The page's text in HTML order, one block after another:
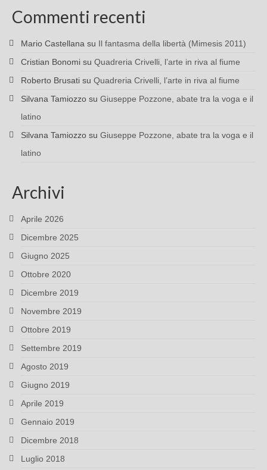
Commenti recenti
Mario Castellana su Il fantasma della libertà (Mimesis 2011)
Cristian Bonomi su Quadreria Crivelli, l’arte in riva al fiume
Roberto Brusati su Quadreria Crivelli, l’arte in riva al fiume
Silvana Tamiozzo su Giuseppe Pozzone, abate tra la voga e il
latino
Silvana Tamiozzo su Giuseppe Pozzone, abate tra la voga e il
latino
Archivi
Aprile 2026
Dicembre 2025
Giugno 2025
Ottobre 2020
Dicembre 2019
Novembre 2019
Ottobre 2019
Settembre 2019
Agosto 2019
Giugno 2019
Aprile 2019
Gennaio 2019
Dicembre 2018
Luglio 2018